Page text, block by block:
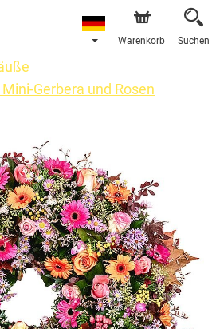
Warenkorb Suchen
Gerbera und Rosen